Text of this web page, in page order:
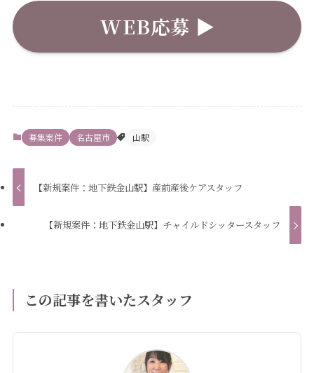
WEB応募 ▶︎
募集案件 名古屋市 山駅
【新規案件：地下鉄金山駅】産前産後ケアスタッフ
【新規案件：地下鉄金山駅】チャイルドシッタースタッフ
この記事を書いたスタッフ